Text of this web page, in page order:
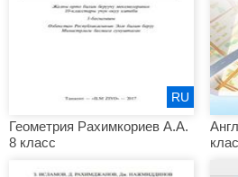
Геометрия Рахимкориев А.А.
8 класс
RU